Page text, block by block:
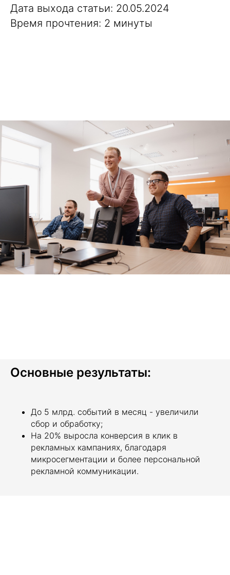
Дата выхода статьи: 20.05.2024
Время прочтения: 2 минуты
Основные результаты:
До 5 млрд. событий в месяц - увеличили
сбор и обработку;
На 20% выросла конверсия в клик в
рекламных кампаниях, благодаря
микросегментации и более персональной
рекламной коммуникации.